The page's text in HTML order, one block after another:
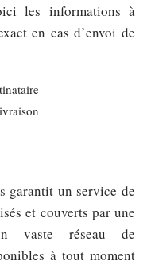
les informations à
en cas d’envoi de
garantit un service de
et couverts par une
vaste réseau de
à tout moment